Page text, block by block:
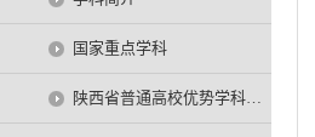
国家重点学科
陕西省普通高校优势学科项目